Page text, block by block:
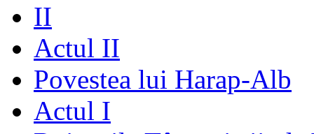
II
Actul II
Povestea lui Harap-Alb
Actul I